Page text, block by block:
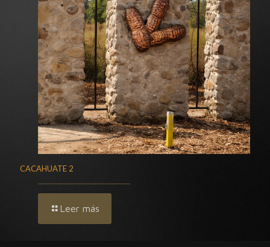
CACAHUATE 2
Leer más